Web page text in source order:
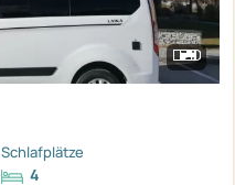
Schlafplätze
4